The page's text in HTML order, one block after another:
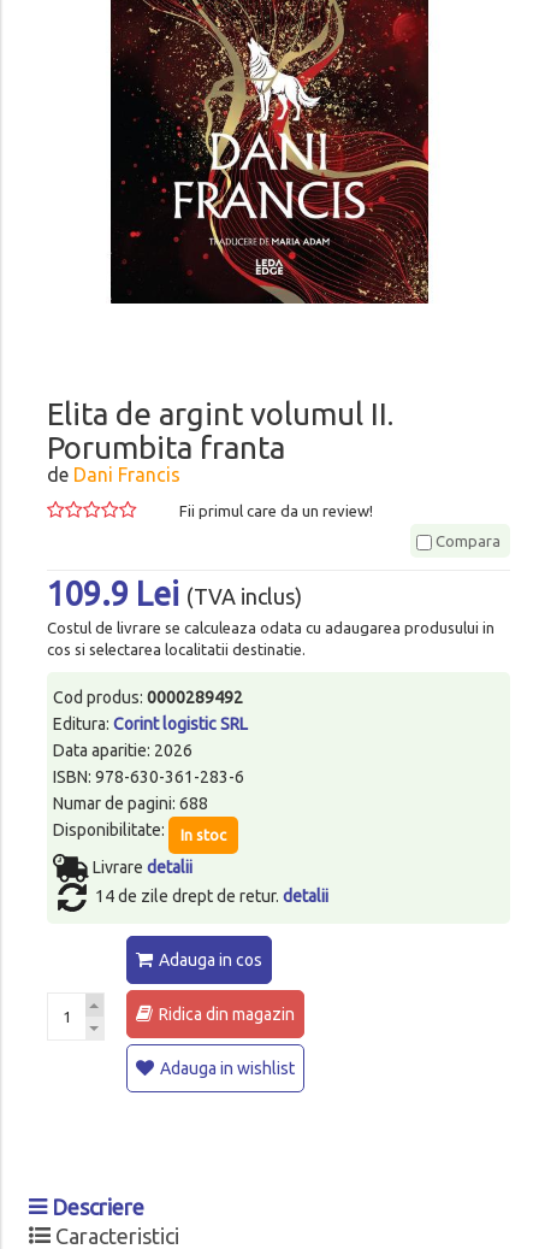
Elita de argint volumul II.
Porumbita franta
de Dani Francis
Fii primul care da un review!
Compara
109.9 Lei (TVA inclus)
Costul de livrare se calculeaza odata cu adaugarea produsului in
cos si selectarea localitatii destinatie.
Cod produs: 0000289492
Editura: Corint logistic SRL
Data aparitie: 2026
ISBN: 978-630-361-283-6
Numar de pagini: 688
Disponibilitate:
In stoc
Livrare detalii
14 de zile drept de retur. detalii
Adauga in cos
Ridica din magazin
Adauga in wishlist
Descriere
Caracteristici